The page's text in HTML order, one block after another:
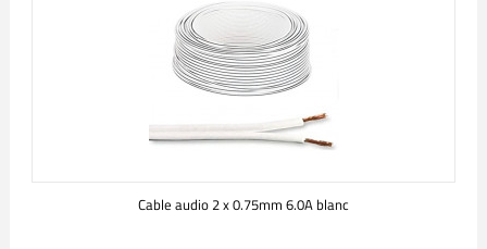
Cable audio 2 x 0.75mm 6.0A blanc